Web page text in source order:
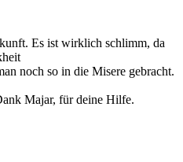
Es ist wirklich schlimm, da
noch so in die Misere gebracht.
Majar, für deine Hilfe.